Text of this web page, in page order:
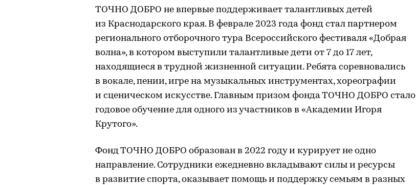
ТОЧНО ДОБРО не впервые поддерживает талантливых детей
из Краснодарского края. В феврале 2023 года фонд стал партнером
регионального отборочного тура Всероссийского фестиваля «Добрая
волна», в котором выступили талантливые дети от 7 до 17 лет,
находящиеся в трудной жизненной ситуации. Ребята соревновались
в вокале, пении, игре на музыкальных инструментах, хореографии
и сценическом искусстве. Главным призом фонда ТОЧНО ДОБРО стало
годовое обучение для одного из участников в «Академии Игоря
Крутого».
Фонд ТОЧНО ДОБРО образован в 2022 году и курирует не одно
направление. Сотрудники ежедневно вкладывают силы и ресурсы
в развитие спорта, оказывает помощь и поддержку семьям в разных